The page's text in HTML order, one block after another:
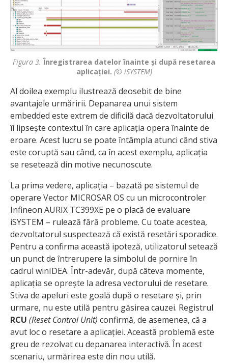
Figura 3.Înregistrarea datelor înainte și după resetarea
aplicației. (© iSYSTEM)
Al doilea exemplu ilustrează deosebit de bine
avantajele urmăririi. Depanarea unui sistem
embedded este extrem de dificilă dacă dezvoltatorului
îi lipsește contextul în care aplicația opera înainte de
eroare. Acest lucru se poate întâmpla atunci când stiva
este coruptă sau când, ca în acest exemplu, aplicația
se resetează din motive necunoscute.
La prima vedere, aplicația – bazată pe sistemul de
operare Vector MICROSAR OS cu un microcontroler
Infineon AURIX TC399XE pe o placă de evaluare
iSYSTEM – rulează fără probleme. Cu toate acestea,
dezvoltatorul suspectează că există resetări sporadice.
Pentru a confirma această ipoteză, utilizatorul setează
un punct de întrerupere la simbolul de pornire în
cadrul winIDEA. Într-adevăr, după câteva momente,
aplicația se oprește la adresa vectorului de resetare.
Stiva de apeluri este goală după o resetare și, prin
urmare, nu este utilă pentru găsirea cauzei. Registrul
RCU (Reset Control Unit) confirmă, de asemenea, că a
avut loc o resetare a aplicației. Această problemă este
greu de rezolvat cu depanarea interactivă. În acest
scenariu, urmărirea este din nou utilă.